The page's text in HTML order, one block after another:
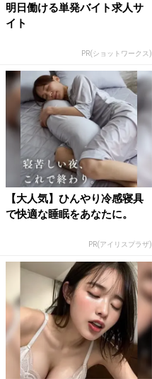
明日働ける単発バイト求人サ
イト
PR(ショットワークス)
【大人気】ひんやり冷感寝具
で快適な睡眠をあなたに。
PR(アイリスプラザ)